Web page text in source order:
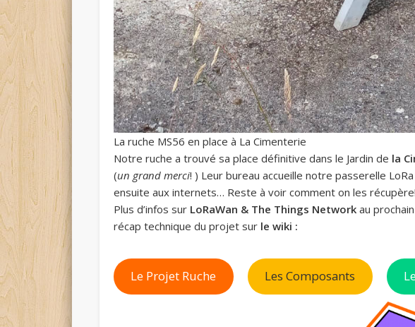
La ruche MS56 en place à La Cimenterie
Notre ruche a trouvé sa place définitive dans le Jardin de la
(un grand merci! ) Leur bureau accueille notre passerelle
ensuite aux internets… Reste à voir comment on les récupère!
Plus d’infos sur LoRaWan & The Things Networkau
récap technique du projet sur le wiki :
Le Projet Ruche Les Composants